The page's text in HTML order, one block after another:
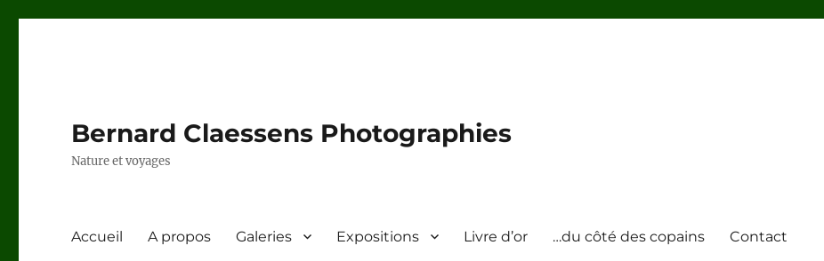
Bernard Claessens Photographies
Nature et voyages
Accueil A propos Galeries Expositions Livre d’or …du côté des copains Contact